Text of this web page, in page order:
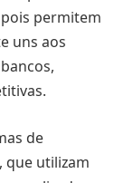
permitem
uns aos
de
que utilizam